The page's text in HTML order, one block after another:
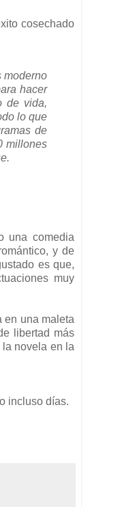
cosechado
moderno
hacer
de vida,
lo que
de
millones
una comedia
y de
es que,
muy
en una maleta
libertad más
novela en la
incluso días.